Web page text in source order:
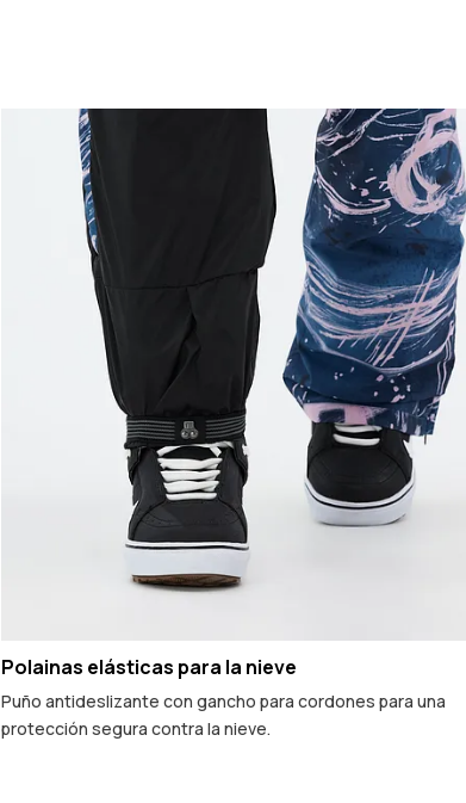
Polainas elásticas para la nieve
Puño antideslizante con gancho para cordones para una
protección segura contra la nieve.